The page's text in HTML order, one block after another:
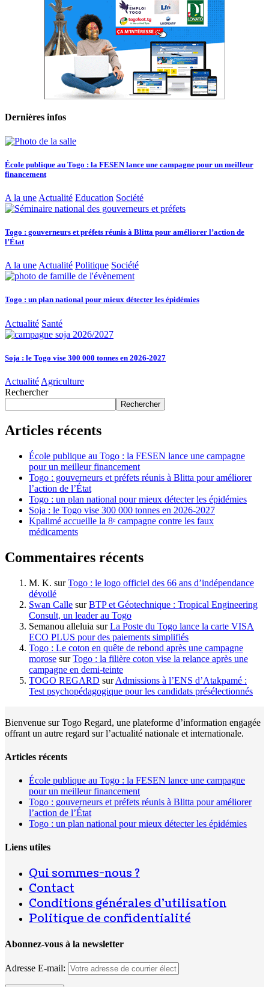
Dernières infos
École publique au Togo : la FESEN lance une campagne pour un meilleur
financement
A la une Actualité Education Société
Togo : gouverneurs et préfets réunis à Blitta pour améliorer l’action de
l’État
A la une Actualité Politique Société
Togo : un plan national pour mieux détecter les épidémies
Actualité Santé
Soja : le Togo vise 300 000 tonnes en 2026-2027
Actualité Agriculture
Rechercher
Rechercher
Articles récents
École publique au Togo : la FESEN lance une campagne
pour un meilleur financement
Togo : gouverneurs et préfets réunis à Blitta pour améliorer
l’action de l’État
Togo : un plan national pour mieux détecter les épidémies
Soja : le Togo vise 300 000 tonnes en 2026-2027
Kpalimé accueille la 8ᵉ campagne contre les faux
médicaments
Commentaires récents
M. K. surTogo : le logo officiel des 66 ans d’indépendance
dévoilé
Swan Calle surBTP et Géotechnique : Tropical Engineering
Consult, un leader au Togo
Semanou alleluia surLa Poste du Togo lance la carte VISA
ECO PLUS pour des paiements simplifiés
Togo : Le coton en quête de rebond après une campagne
morose surTogo : la filière coton vise la relance après une
campagne en demi-teinte
TOGO REGARD surAdmissions à l’ENS d’Atakpamé :
Test psychopédagogique pour les candidats présélectionnés
Bienvenue sur Togo Regard, une plateforme d’information engagée
offrant un autre regard sur l’actualité nationale et internationale.
Articles récents
École publique au Togo : la FESEN lance une campagne
pour un meilleur financement
Togo : gouverneurs et préfets réunis à Blitta pour améliorer
l’action de l’État
Togo : un plan national pour mieux détecter les épidémies
Liens utiles
Qui sommes-nous ?
Contact
Conditions générales d’utilisation
Politique de confidentialité
Abonnez-vous à la newsletter
Adresse E-mail: